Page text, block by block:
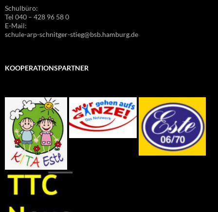
Schulbüro:
Tel 040 – 428 96 58 0
E-Mail:
schule-arp-schnitger-stieg@bsb.hamburg.de
KOOPERATIONSPARTNER